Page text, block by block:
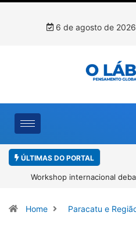
6 de agosto de 2026
ÚLTIMAS DO PORTAL
Workshop internacional debate
Home Paracatu e